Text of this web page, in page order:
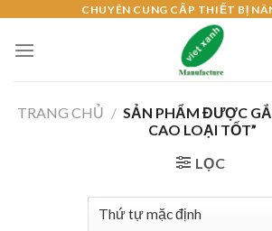
content
CHUYÊN CUNG CẤP THIẾT BỊ
TRANG CHỦ / SẢN PHẨM ĐƯỢC
CAO LOẠI TỐT”
LỌC